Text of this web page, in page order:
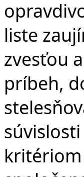
liste
zvesťou
príbeh,